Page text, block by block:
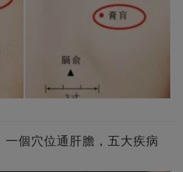
一個穴位通肝膽，五大疾病